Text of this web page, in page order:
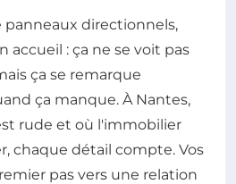
directionnels,
accueil : ça ne se voit pas
ça se remarque
ça manque. À Nantes,
rude et où l'immobilier
chaque détail compte. Vos
pas vers une relation